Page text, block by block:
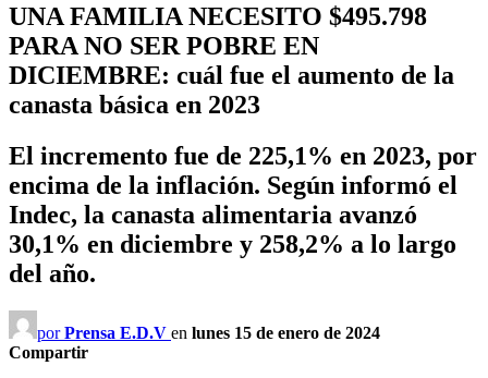
UNA FAMILIA NECESITO $495.798
PARA NO SER POBRE EN
DICIEMBRE: cuál fue el aumento de la
canasta básica en 2023
El incremento fue de 225,1% en 2023, por
encima de la inflación. Según informó el
Indec, la canasta alimentaria avanzó
30,1% en diciembre y 258,2% a lo largo
del año.
porPrensa E.D.V en lunes 15 de enero de 2024
Compartir